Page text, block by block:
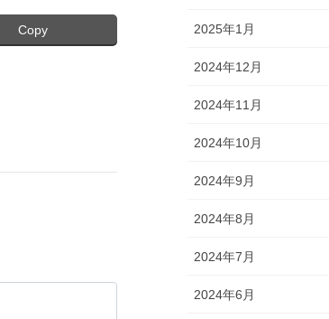
Copy 2025年1月
2024年12月
2024年11月
2024年10月
2024年9月
2024年8月
2024年7月
2024年6月